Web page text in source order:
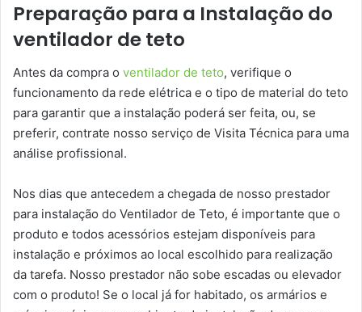
Preparação para a Instalação do
ventilador de teto
Antes da compra o ventilador de teto, verifique o
funcionamento da rede elétrica e o tipo de material do teto
para garantir que a instalação poderá ser feita, ou, se
preferir, contrate nosso serviço de Visita Técnica para uma
análise profissional.
Nos dias que antecedem a chegada de nosso prestador
para instalação do Ventilador de Teto, é importante que o
produto e todos acessórios estejam disponíveis para
instalação e próximos ao local escolhido para realização
da tarefa. Nosso prestador não sobe escadas ou elevador
com o produto! Se o local já for habitado, os armários e